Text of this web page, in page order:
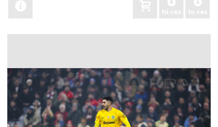
hi-res lo-res